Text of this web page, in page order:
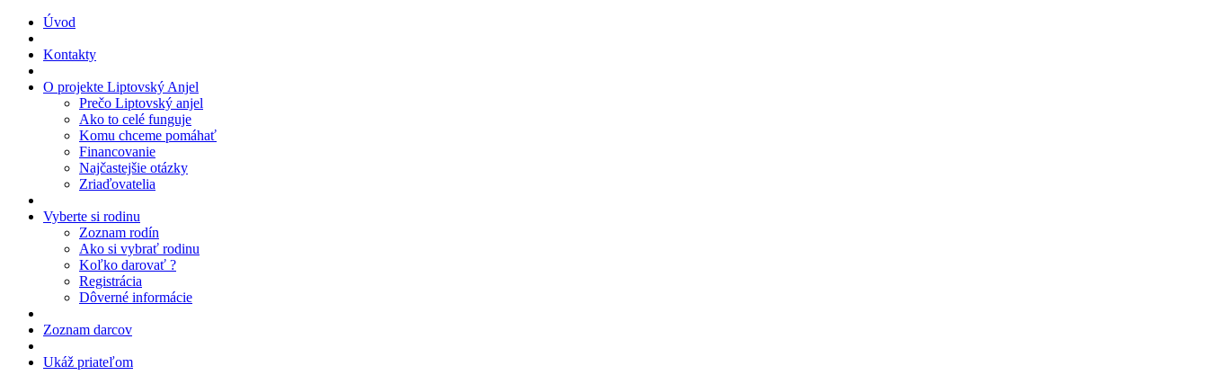
Úvod
Kontakty
O projekte Liptovský Anjel
Prečo Liptovský anjel
Ako to celé funguje
Komu chceme pomáhať
Financovanie
Najčastejšie otázky
Zriaďovatelia
Vyberte si rodinu
Zoznam rodín
Ako si vybrať rodinu
Koľko darovať ?
Registrácia
Dôverné informácie
Zoznam darcov
Ukáž priateľom